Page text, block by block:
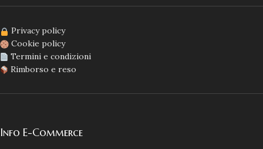
Privacy policy
Cookie policy
Termini e condizioni
Rimborso e reso
Info E-Commerce